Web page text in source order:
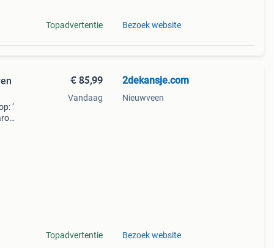
Topadvertentie Bezoek website
‘
€ 85,99
Vandaag
Topadvertentie
2dekansje.com
Nieuwveen
Bezoek website